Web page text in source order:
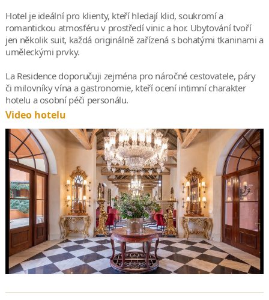
Hotel je ideální pro klienty, kteří hledají klid, soukromí a
romantickou atmosféru v prostředí vinic a hor. Ubytování tvoří
jen několik suit, každá originálně zařízená s bohatými tkaninami a
uměleckými prvky.
La Residence doporučuji zejména pro náročné cestovatele, páry
či milovníky vína a gastronomie, kteří ocení intimní charakter
hotelu a osobní péči personálu.
Video hotelu